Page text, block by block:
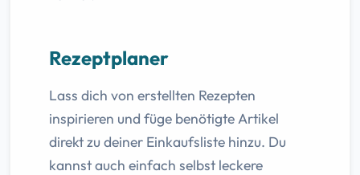
Rezeptplaner
Lass dich von erstellten Rezepten
inspirieren und füge benötigte Artikel
direkt zu deiner Einkaufsliste hinzu. Du
kannst auch einfach selbst leckere